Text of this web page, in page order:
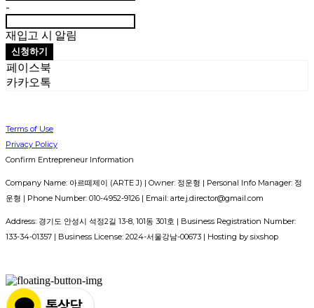
-
재입고 시 알림
신청하기
페이스북
카카오톡
Terms of Use
Privacy Policy
Confirm Entrepreneur Information
Company Name: 아르떼제이 (ARTE J) | Owner: 정운형 | Personal Info Manager: 정
운형 | Phone Number: 010-4952-9126 | Email: arte.j.director@gmail.com
Address: 경기도 안성시 석정2길 13-8, 101동 301호 | Business Registration Number:
133-34-01357 | Business License: 2024-서울강남-00673 | Hosting by sixshop